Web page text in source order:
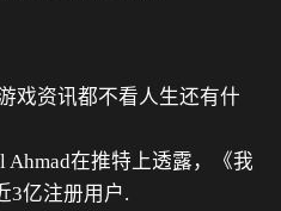
戏资讯都不看人生还有什
Ahmad在推特上透露，《我
3亿注册用户.